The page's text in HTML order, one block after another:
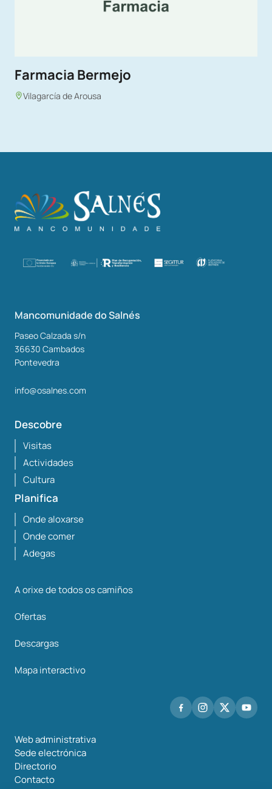
Farmacia Bermejo
Vilagarcía de Arousa
Mancomunidade do Salnés
Paseo Calzada s/n
36630 Cambados
Pontevedra
info@osalnes.com
Descobre
Visitas
Actividades
Cultura
Planifica
Onde aloxarse
Onde comer
Adegas
A orixe de todos os camiños
Ofertas
Descargas
Mapa interactivo
Web administrativa
Sede electrónica
Directorio
Contacto